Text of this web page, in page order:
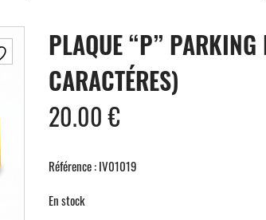
PLAQUE “P”
CARACTÉRES)
20.00€
Référence : IV01019
En stock